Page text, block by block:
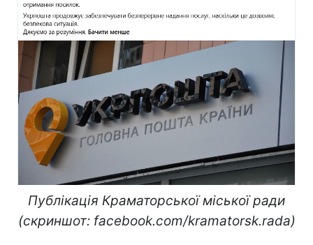
Публікація Краматорської міської ради
(скриншот: facebook.com/kramatorsk.rada)